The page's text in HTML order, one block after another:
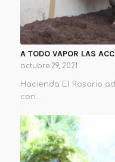
A TODO VAPOR LAS
octubre 29, 2021
Hacienda El Rosario
con…